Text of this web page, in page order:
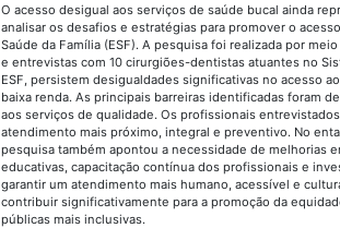
O acesso desigual aos serviços de saúde bucal ainda
analisar os desafios e estratégias para promover o
Saúde da Família (ESF). A pesquisa foi realizada por
e entrevistas com 10 cirurgiões-dentistas atuantes no
ESF, persistem desigualdades significativas no acesso
baixa renda. As principais barreiras identificadas foram
aos serviços de qualidade. Os profissionais
atendimento mais próximo, integral e preventivo. No
pesquisa também apontou a necessidade de melhorias
educativas, capacitação contínua dos profissionais e
garantir um atendimento mais humano, acessível e
contribuir significativamente para a promoção da
públicas mais inclusivas.